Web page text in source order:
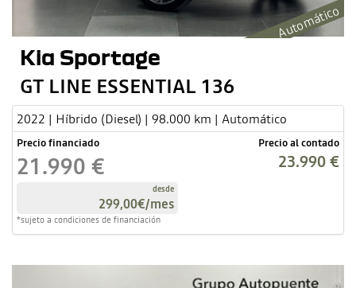
Automático
Kia Sportage
GT LINE ESSENTIAL 136
2022 | Híbrido (Diesel) | 98.000 km | Automático
Precio financiado
21.990 €
desde
299,00€/mes
*sujeto a condiciones de financiación
Precio al contado
23.990 €